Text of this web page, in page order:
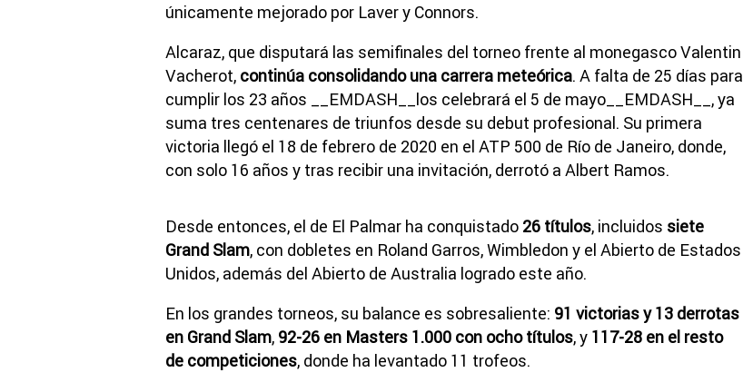
únicamente mejorado por Laver y Connors.
Alcaraz, que disputará las semifinales del torneo frente al monegasco Valentin
Vacherot, continúa consolidando una carrera meteórica. A falta de 25 días para
cumplir los 23 años __EMDASH__los celebrará el 5 de mayo__EMDASH__, ya
suma tres centenares de triunfos desde su debut profesional. Su primera
victoria llegó el 18 de febrero de 2020 en el ATP 500 de Río de Janeiro, donde,
con solo 16 años y tras recibir una invitación, derrotó a Albert Ramos.
Desde entonces, el de El Palmar ha conquistado 26 títulos, incluidos siete
Grand Slam, con dobletes en Roland Garros, Wimbledon y el Abierto de Estados
Unidos, además del Abierto de Australia logrado este año.
En los grandes torneos, su balance es sobresaliente: 91 victorias y 13 derrotas
en Grand Slam, 92-26 en Masters 1.000 con ocho títulos, y 117-28 en el resto
de competiciones, donde ha levantado 11 trofeos.